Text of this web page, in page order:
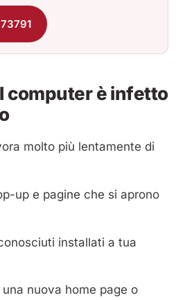
computer è infetto
molto più lentamente di
up e pagine che si aprono
installati a tua
nuova home page o